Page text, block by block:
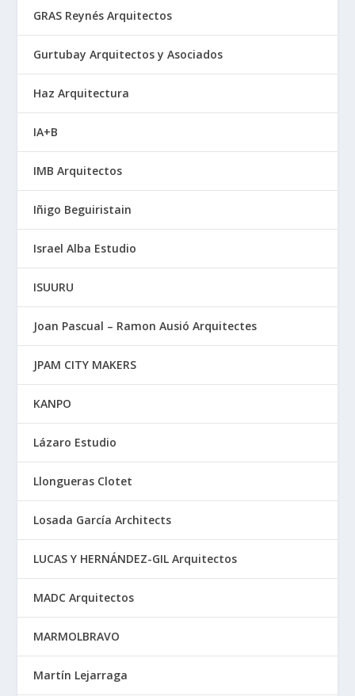
GRAS Reynés Arquitectos
Gurtubay Arquitectos y Asociados
Haz Arquitectura
IA+B
IMB Arquitectos
Iñigo Beguiristain
Israel Alba Estudio
ISUURU
Joan Pascual – Ramon Ausió Arquitectes
JPAM CITY MAKERS
KANPO
Lázaro Estudio
Llongueras Clotet
Losada García Architects
LUCAS Y HERNÁNDEZ-GIL Arquitectos
MADC Arquitectos
MARMOLBRAVO
Martín Lejarraga